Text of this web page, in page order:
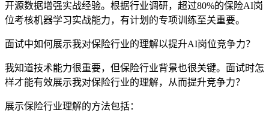
开源数据增强实战经验。根据行业调研，超过80%的保险AI岗
位考核机器学习实战能力，有计划的专项训练至关重要。
面试中如何展示我对保险行业的理解以提升AI岗位竞争力？
我知道技术能力很重要，但保险行业背景也很关键。面试时怎
样才能有效展示我对保险行业的理解，从而提升竞争力？
展示保险行业理解的方法包括：